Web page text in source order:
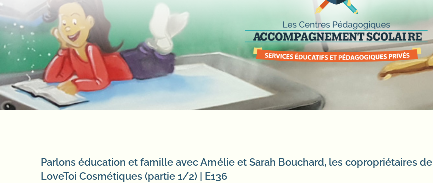
Parlons éducation et famille avec Amélie et Sarah Bouchard, les copropriétaires de
LoveToi Cosmétiques (partie 1/2) | E136